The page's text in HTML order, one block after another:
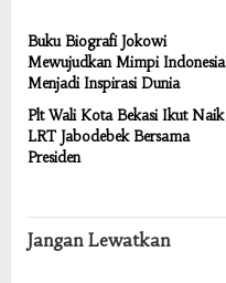
Buku Biografi Jokowi
Mewujudkan Mimpi Indonesia
Menjadi Inspirasi Dunia
Plt Wali Kota Bekasi Ikut Naik
LRT Jabodebek Bersama
Presiden
Jangan Lewatkan